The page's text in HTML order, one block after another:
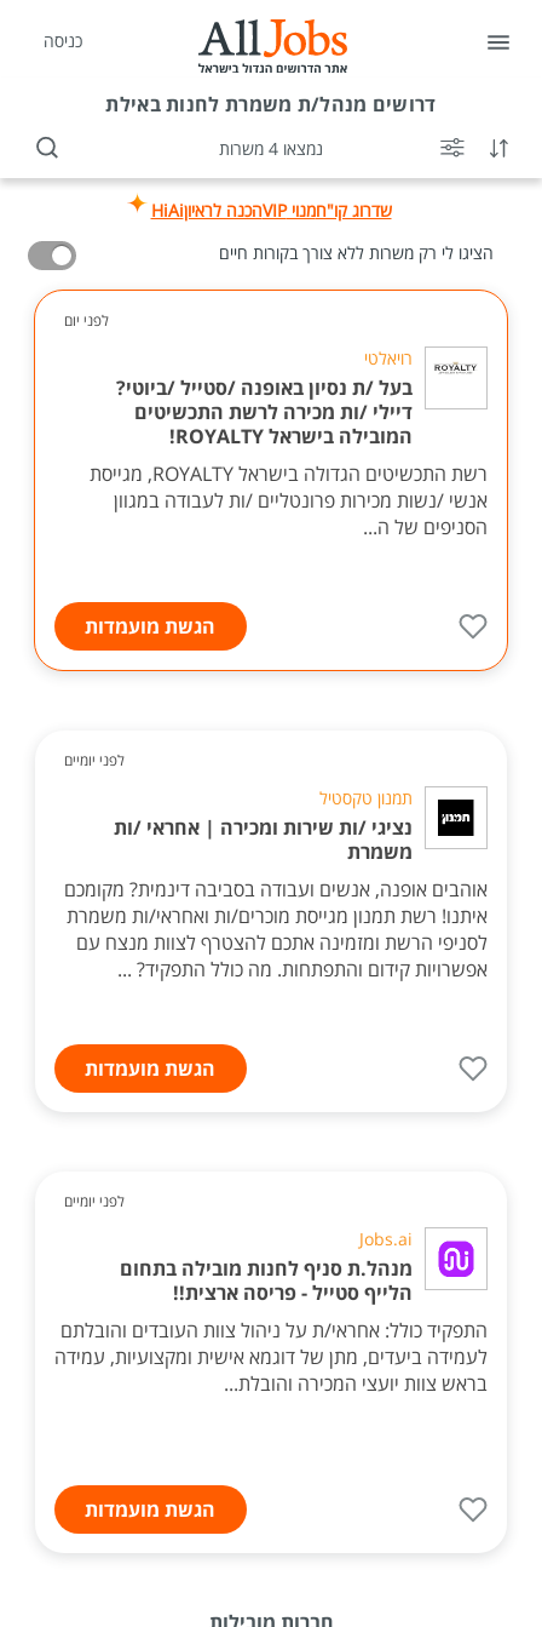
כניסה
דרושים מנהל/ת משמרת לחנות באילת
נמצאו 4 משרות
שדרוג קו"חמנוי VIP הכנה לראיוןHiAi
הציגו לי רק משרות ללא צורך בקורות חיים
לפני יום
רויאלטי
בעל /ת נסיון באופנה /סטייל /ביוטי?
דיילי /ות מכירה לרשת התכשיטים
המובילה בישראל ROYALTY!
רשת התכשיטים הגדולה בישראל ROYALTY, מגייסת
אנשי /נשות מכירות פרונטליים /ות לעבודה במגוון
הסניפים של ה...
הגשת מועמדות
לפני יומיים
תמנון טקסטיל
נציגי /ות שירות ומכירה | אחראי /ות
משמרת
אוהבים אופנה, אנשים ועבודה בסביבה דינמית? מקומכם
איתנו! רשת תמנון מגייסת מוכרים/ות ואחראי/ות משמרת
לסניפי הרשת ומזמינה אתכם להצטרף לצוות מנצח עם
אפשרויות קידום והתפתחות. מה כולל התפקיד? ...
הגשת מועמדות
לפני יומיים
Jobs.ai
מנהל.ת סניף לחנות מובילה בתחום
הלייף סטייל - פריסה ארצית!!
התפקיד כולל: אחראי/ת על ניהול צוות העובדים והובלתם
לעמידה ביעדים, מתן של דוגמא אישית ומקצועיות, עמידה
בראש צוות יועצי המכירה והובלת...
הגשת מועמדות